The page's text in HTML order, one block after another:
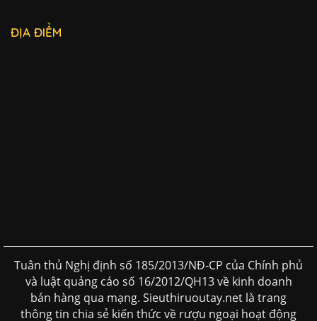
ĐỊA ĐIỂM
Tuân thủ Nghị định số 185/2013/NĐ-CP của Chính phủ
và luật quảng cáo số 16/2012/QH13 về kinh doanh
bán hàng qua mạng. Sieuthiruoutay.net là trang
thông tin chia sẻ kiến thức về rượu ngoại hoạt động